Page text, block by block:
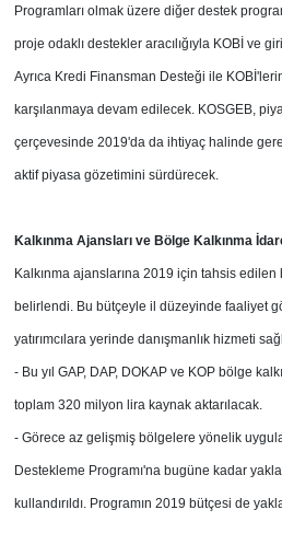
Programları olmak üzere diğer destek
proje odaklı destekler aracılığıyla KOBİ ve
Ayrıca Kredi Finansman Desteği ile
karşılanmaya devam edilecek. KOSGEB,
çerçevesinde 2019'da da ihtiyaç halinde
aktif piyasa gözetimini sürdürecek.
Kalkınma Ajansları ve Bölge Kalkınma
Kalkınma ajanslarına 2019 için tahsis
belirlendi. Bu bütçeyle il düzeyinde faaliyet
yatırımcılara yerinde danışmanlık hizmeti
- Bu yıl GAP, DAP, DOKAP ve KOP bölge
toplam 320 milyon lira kaynak aktarılacak.
-Görece az gelişmiş bölgelere yönelik
Destekleme Programı'na bugüne kadar
kullandırıldı. Programın 2019 bütçesi de